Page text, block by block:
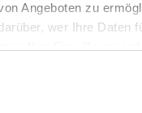
Angeboten zu
wer Ihre Daten
ändern oder widerrufen
Ried